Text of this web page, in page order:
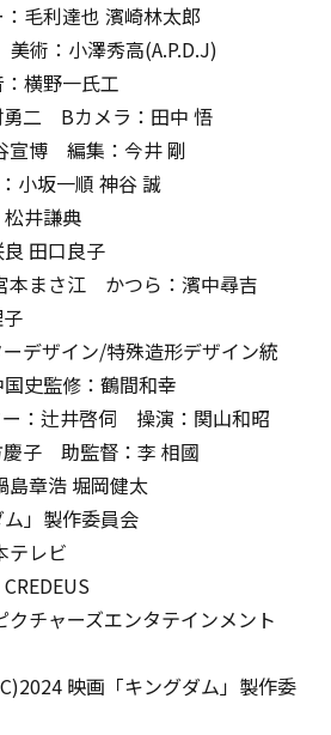
毛利達也 濱崎林太郎
術：小澤秀高(A.P.D.J)
横野一氏工
勇二 Bカメラ：田中 悟
宣博 編集：今井 剛
小坂一順 神谷 誠
井謙典
田口良子
本まさ江 かつら：濱中尋吉
デザイン/特殊造形デザイン統
史監修：鶴間和幸
ー：辻井啓伺 操演：関山和昭
慶子 助監督：李 相國
島章浩 堀岡健太
」製作委員会
テレビ
チャーズエンタテインメント
映画「キングダム」製作委